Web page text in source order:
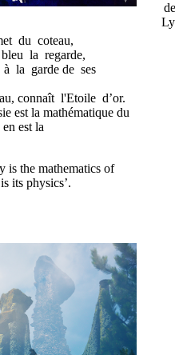
du coteau,
la regarde,
la garde de ses
connaît l'Etoile d’or.
est la mathématique du
est la
is the mathematics of
its physics’.